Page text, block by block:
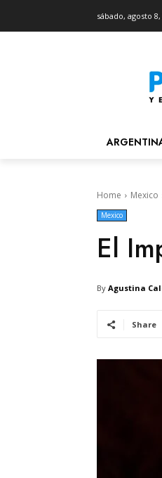
sábado, agosto 8,
Home Mexico
Mexico
El
By Agustina
Share